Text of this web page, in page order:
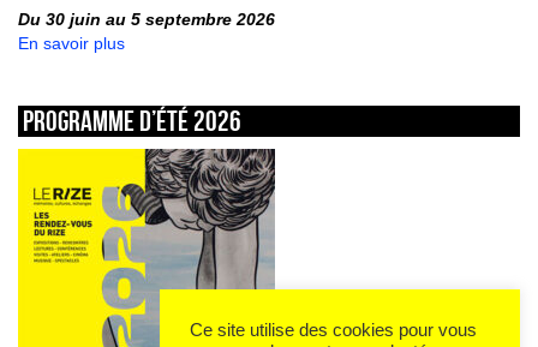
Du 30 juin au 5 septembre 2026
En savoir plus
Programme d’été 2026
Ce site utilise des cookies pour vous